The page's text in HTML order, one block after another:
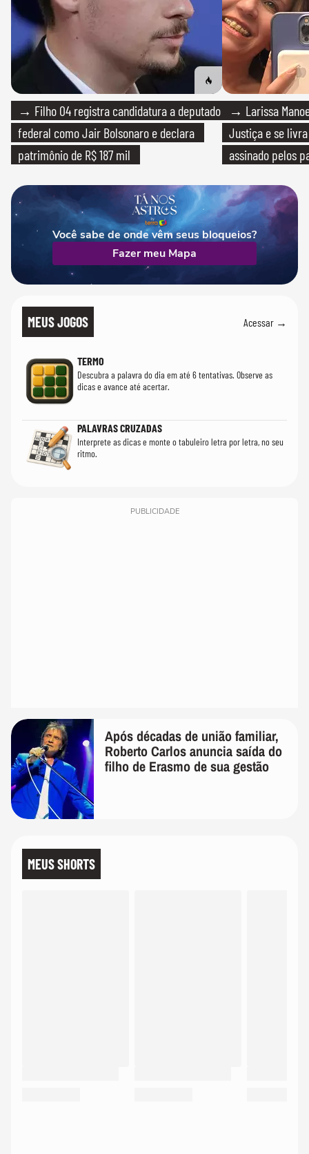
→ Filho 04 registra candidatura a deputado
federal como Jair Bolsonaro e declara
patrimônio de R$ 187 mil
→ Larissa
Justiça e se
assinado pelos
Você sabe de onde vêm seus bloqueios?
Fazer meu Mapa
MEUS JOGOS Acessar →
TERMO
Descubra a palavra do dia em até 6 tentativas. Observe as
dicas e avance até acertar.
PALAVRAS CRUZADAS
Interprete as dicas e monte o tabuleiro letra por letra, no seu
ritmo.
PUBLICIDADE
Após décadas de união familiar,
Roberto Carlos anuncia saída do
filho de Erasmo de sua gestão
MEUS SHORTS